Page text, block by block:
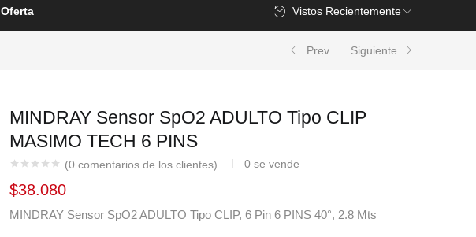
Oferta Vistos Recientemente
Prev Siguiente
MINDRAY Sensor SpO2 ADULTO Tipo CLIP
MASIMO TECH 6 PINS
(0 comentarios de los clientes) 0 se vende
$38.080
MINDRAY Sensor SpO2 ADULTO Tipo CLIP, 6 Pin 6 PINS 40°, 2.8 Mts